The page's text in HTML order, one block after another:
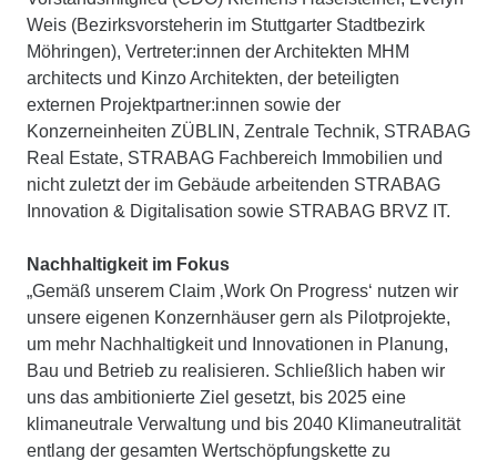
Weis (Bezirksvorsteherin im Stuttgarter Stadtbezirk
Möhringen), Vertreter:innen der Architekten MHM
architects und Kinzo Architekten, der beteiligten
externen Projektpartner:innen sowie der
Konzerneinheiten ZÜBLIN, Zentrale Technik, STRABAG
Real Estate, STRABAG Fachbereich Immobilien und
nicht zuletzt der im Gebäude arbeitenden STRABAG
Innovation & Digitalisation sowie STRABAG BRVZ IT.
Nachhaltigkeit im Fokus
„Gemäß unserem Claim ‚Work On Progress‘ nutzen wir
unsere eigenen Konzernhäuser gern als Pilotprojekte,
um mehr Nachhaltigkeit und Innovationen in Planung,
Bau und Betrieb zu realisieren. Schließlich haben wir
uns das ambitionierte Ziel gesetzt, bis 2025 eine
klimaneutrale Verwaltung und bis 2040 Klimaneutralität
entlang der gesamten Wertschöpfungskette zu